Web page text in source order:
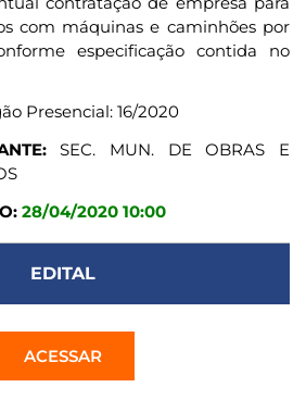
com máquinas e caminhões por
especificação contida no
Presencial: 16/2020
SEC. MUN. DE OBRAS E
28/04/2020 10:00
EDITAL
ACESSAR